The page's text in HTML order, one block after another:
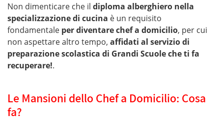
Non dimenticare che il diploma alberghiero nella
specializzazione di cucina è un requisito
fondamentale per diventare chef a domicilio, per cui
non aspettare altro tempo, affidati al servizio di
preparazione scolastica di Grandi Scuole che ti fa
recuperare!.
Le Mansioni dello Chef a Domicilio: Cosa
fa?